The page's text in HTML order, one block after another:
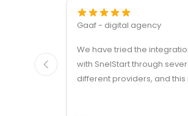
Gaaf - digital agency
We have tried the
with SnelStart through
different providers, and this